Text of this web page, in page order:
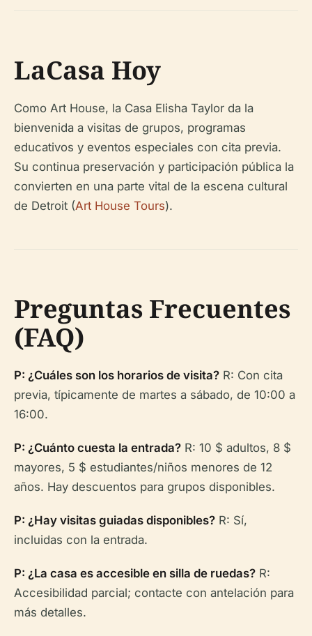
LaCasa Hoy
Como Art House, la Casa Elisha Taylor da la
bienvenida a visitas de grupos, programas
educativos y eventos especiales con cita previa.
Su continua preservación y participación pública la
convierten en una parte vital de la escena cultural
de Detroit (Art House Tours).
Preguntas Frecuentes
(FAQ)
P: ¿Cuáles son los horarios de visita? R: Con cita
previa, típicamente de martes a sábado, de 10:00 a
16:00.
P: ¿Cuánto cuesta la entrada? R: 10 $ adultos, 8 $
mayores, 5 $ estudiantes/niños menores de 12
años. Hay descuentos para grupos disponibles.
P: ¿Hay visitas guiadas disponibles? R: Sí,
incluidas con la entrada.
P: ¿La casa es accesible en silla de ruedas? R:
Accesibilidad parcial; contacte con antelación para
más detalles.